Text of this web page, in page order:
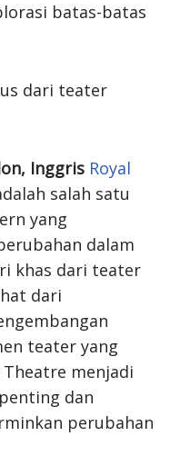
batas-batas
dari teater
Inggris Royal
salah satu
yang
dalam
khas dari teater
dari
teater yang
menjadi
dan
perubahan